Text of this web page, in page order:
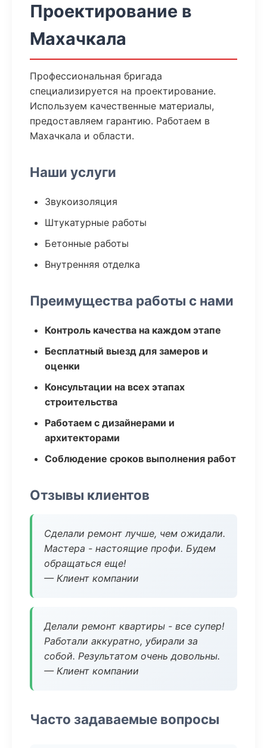
Проектирование в
Махачкала
Профессиональная бригада
специализируется на проектирование.
Используем качественные материалы,
предоставляем гарантию. Работаем в
Махачкала и области.
Наши услуги
Звукоизоляция
Штукатурные работы
Бетонные работы
Внутренняя отделка
Преимущества работы с нами
Контроль качества на каждом этапе
Бесплатный выезд для замеров и
оценки
Консультации на всех этапах
строительства
Работаем с дизайнерами и
архитекторами
Соблюдение сроков выполнения работ
Отзывы клиентов
Сделали ремонт лучше, чем ожидали.
Мастера - настоящие профи. Будем
обращаться еще!
— Клиент компании
Делали ремонт квартиры - все супер!
Работали аккуратно, убирали за
собой. Результатом очень довольны.
— Клиент компании
Часто задаваемые вопросы